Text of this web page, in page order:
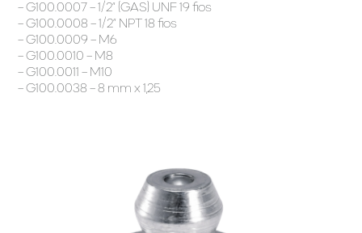
– G100.0007 – 1/2” (GAS) UNF 19 fios
– G100.0008 – 1/2” NPT 18 fios
– G100.0009 – M6
– G100.0010 – M8
– G100.0011 – M10
– G100.0038 – 8 mm x 1,25